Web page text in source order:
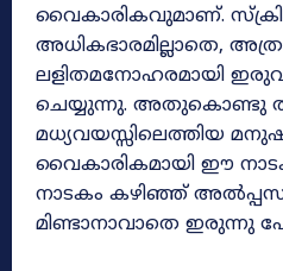
വൈകാരികവുമാണ്.
അധികഭാരമില്ലാതെ,
ലളിതമനോഹരമായി
ചെയ്യുന്നു. അതുകൊണ്ടു
മധ്യവയസ്സിലെത്തിയ
വൈകാരികമായി ഈ
നാടകം കഴിഞ്ഞ്
മിണ്ടാനാവാതെ ഇരുന്നു